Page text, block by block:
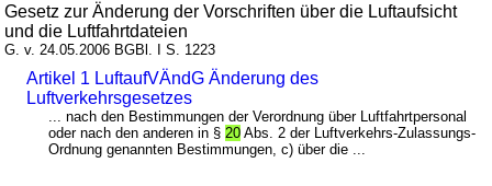
Gesetz zur Änderung der Vorschriften über die Luftaufsicht
und die Luftfahrtdateien
G. v. 24.05.2006 BGBl. I S. 1223
Artikel 1 LuftaufVÄndG Änderung des
Luftverkehrsgesetzes
... nach den Bestimmungen der Verordnung über Luftfahrtpersonal
oder nach den anderen in § 20 Abs. 2 der Luftverkehrs-Zulassungs-
Ordnung genannten Bestimmungen, c) über die ...